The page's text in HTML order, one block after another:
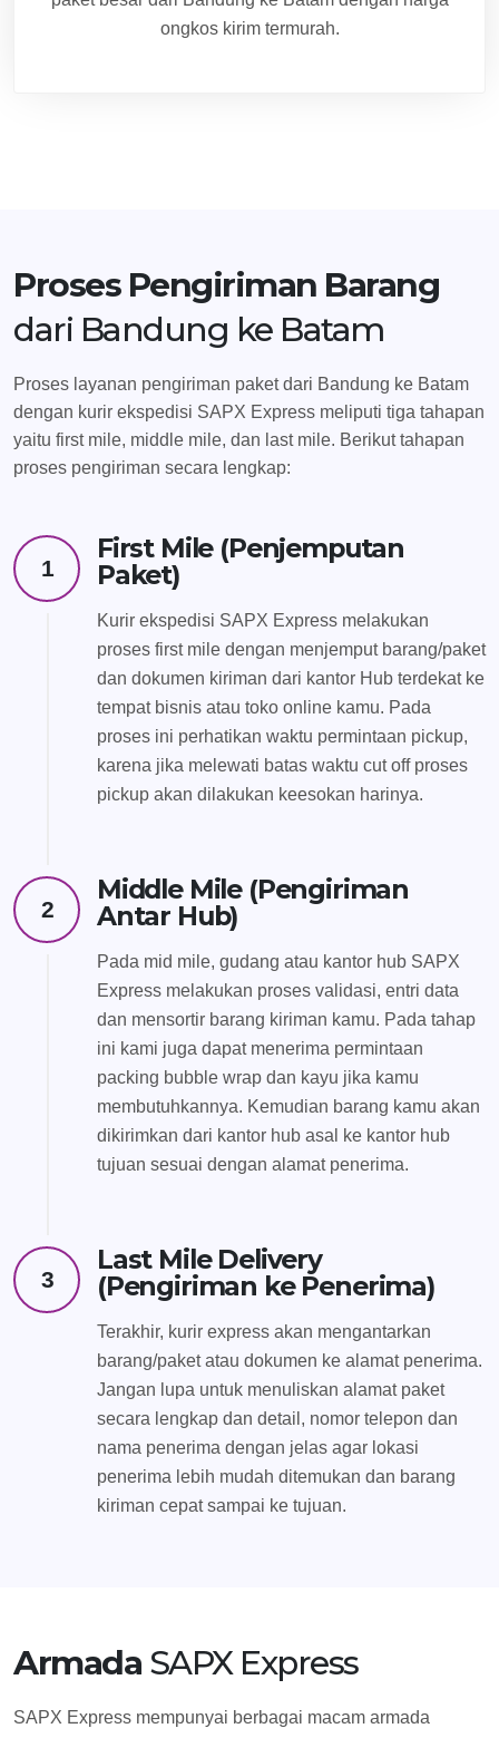
ongkos kirim termurah.
Proses Pengiriman Barang
dari Bandung ke Batam
Proses layanan pengiriman paket dari Bandung ke Batam
dengan kurir ekspedisi SAPX Express meliputi tiga tahapan
yaitu first mile, middle mile, dan last mile. Berikut tahapan
proses pengiriman secara lengkap:
1
First Mile (Penjemputan
Paket)
Kurir ekspedisi SAPX Express melakukan
proses first mile dengan menjemput barang/paket
dan dokumen kiriman dari kantor Hub terdekat ke
tempat bisnis atau toko online kamu. Pada
proses ini perhatikan waktu permintaan pickup,
karena jika melewati batas waktu cut off proses
pickup akan dilakukan keesokan harinya.
2
Middle Mile (Pengiriman
Antar Hub)
Pada mid mile, gudang atau kantor hub SAPX
Express melakukan proses validasi, entri data
dan mensortir barang kiriman kamu. Pada tahap
ini kami juga dapat menerima permintaan
packing bubble wrap dan kayu jika kamu
membutuhkannya. Kemudian barang kamu akan
dikirimkan dari kantor hub asal ke kantor hub
tujuan sesuai dengan alamat penerima.
3
Last Mile Delivery
(Pengiriman ke Penerima)
Terakhir, kurir express akan mengantarkan
barang/paket atau dokumen ke alamat penerima.
Jangan lupa untuk menuliskan alamat paket
secara lengkap dan detail, nomor telepon dan
nama penerima dengan jelas agar lokasi
penerima lebih mudah ditemukan dan barang
kiriman cepat sampai ke tujuan.
Armada SAPX Express
SAPX Express mempunyai berbagai macam armada